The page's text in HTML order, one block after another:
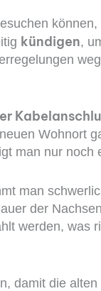
können,
kündigen,
Wohnort
man nur noch
man
der
werden, was
damit die